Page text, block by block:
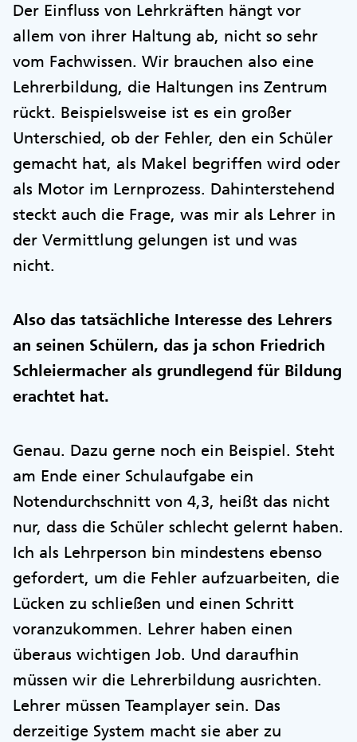
Der Einfluss von Lehrkräften hängt vor
allem von ihrer Haltung ab, nicht so sehr
vom Fachwissen. Wir brauchen also eine
Lehrerbildung, die Haltungen ins Zentrum
rückt. Beispielsweise ist es ein großer
Unterschied, ob der Fehler, den ein Schüler
gemacht hat, als Makel begriffen wird oder
als Motor im Lernprozess. Dahinterstehend
steckt auch die Frage, was mir als Lehrer in
der Vermittlung gelungen ist und was
nicht.
Also das tatsächliche Interesse des Lehrers
an seinen Schülern, das ja schon Friedrich
Schleiermacher als grundlegend für Bildung
erachtet hat.
Genau. Dazu gerne noch ein Beispiel. Steht
am Ende einer Schulaufgabe ein
Notendurchschnitt von 4,3, heißt das nicht
nur, dass die Schüler schlecht gelernt haben.
Ich als Lehrperson bin mindestens ebenso
gefordert, um die Fehler aufzuarbeiten, die
Lücken zu schließen und einen Schritt
voranzukommen. Lehrer haben einen
überaus wichtigen Job. Und daraufhin
müssen wir die Lehrerbildung ausrichten.
Lehrer müssen Teamplayer sein. Das
derzeitige System macht sie aber zu